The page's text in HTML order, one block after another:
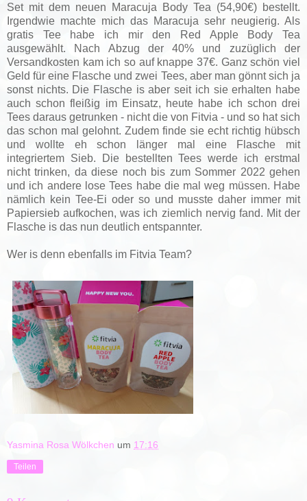
Set mit dem neuen Maracuja Body Tea (54,90€) bestellt.
Irgendwie machte mich das Maracuja sehr neugierig. Als
gratis Tee habe ich mir den Red Apple Body Tea
ausgewählt. Nach Abzug der 40% und zuzüglich der
Versandkosten kam ich so auf knappe 37€. Ganz schön viel
Geld für eine Flasche und zwei Tees, aber man gönnt sich ja
sonst nichts. Die Flasche is aber seit ich sie erhalten habe
auch schon fleißig im Einsatz, heute habe ich schon drei
Tees daraus getrunken - nicht die von Fitvia - und so hat sich
das schon mal gelohnt. Zudem finde sie echt richtig hübsch
und wollte eh schon länger mal eine Flasche mit
integriertem Sieb. Die bestellten Tees werde ich erstmal
nicht trinken, da diese noch bis zum Sommer 2022 gehen
und ich andere lose Tees habe die mal weg müssen. Habe
nämlich kein Tee-Ei oder so und musste daher immer mit
Papiersieb aufkochen, was ich ziemlich nervig fand. Mit der
Flasche is das nun deutlich entspannter.
Wer is denn ebenfalls im Fitvia Team?
Yasmina Rosa Wölkchen um 17:16
Teilen